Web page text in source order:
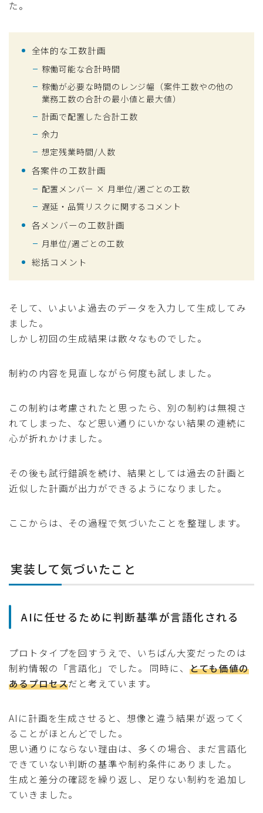
た。
全体的な工数計画
稼働可能な合計時間
稼働が必要な時間のレンジ幅（案件工数やの他の
業務工数の合計の最小値と最大値）
計画で配置した合計工数
余力
想定残業時間/人数
各案件の工数計画
配置メンバー × 月単位/週ごとの工数
遅延・品質リスクに関するコメント
各メンバーの工数計画
月単位/週ごとの工数
総括コメント
そして、いよいよ過去のデータを入力して生成してみ
ました。
しかし初回の生成結果は散々なものでした。
制約の内容を見直しながら何度も試しました。
この制約は考慮されたと思ったら、別の制約は無視さ
れてしまった、など思い通りにいかない結果の連続に
心が折れかけました。
その後も試行錯誤を続け、結果としては過去の計画と
近似した計画が出力ができるようになりました。
ここからは、その過程で気づいたことを整理します。
実装して気づいたこと
AIに任せるために判断基準が言語化される
プロトタイプを回すうえで、いちばん大変だったのは
制約情報の「言語化」でした。 同時に、とても価値の
あるプロセスだと考えています。
AIに計画を生成させると、想像と違う結果が返ってく
ることがほとんどでした。
思い通りにならない理由は、多くの場合、まだ言語化
できていない判断の基準や制約条件にありました。
生成と差分の確認を繰り返し、足りない制約を追加し
ていきました。